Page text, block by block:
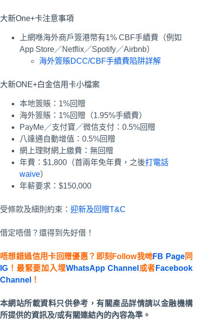
大新One+卡注意事項
上網喺海外商戶簽港幣有1% CBF手續費（例如
App Store／Netflix／Spotify／Airbnb）
海外簽賬DCC/CBF手續費陷阱詳解
大新ONE+白金信用卡小檔案
本地簽賬：1%回贈
海外簽賬：1%回贈（1.95%手續費）
PayMe／支付寶／微信支付：0.5%回贈
八達通自動增值：0.5%回贈
網上理財網上繳費：無回贈
年費：$1,800（首兩年免年費，之後打電話
waive）
年薪要求：$150,000
受條款及細則約束： 迎新及回贈T&C
借定唔借？還得到先好借！
唔想錯過信用卡回贈優惠？即刻Follow我哋FB Page同
IG ！最緊要加入埋WhatsApp Channel 或者 Facebook
Channel
！
本網站所載資料只供參考，有關產品詳情請以金融機構
所提供的資訊及/或有關連結內的內容為準。